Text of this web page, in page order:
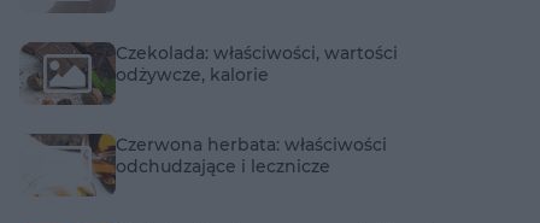
Czekolada: właściwości, wartości
odżywcze, kalorie
Czerwona herbata: właściwości
odchudzające i lecznicze